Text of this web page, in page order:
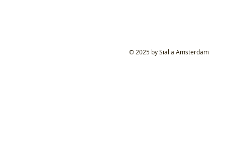
© 2025 by Sialia Amsterdam